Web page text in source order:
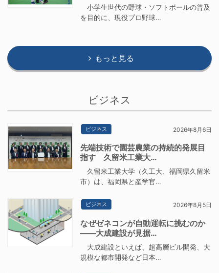
小学生世代の野球・ソフトボールの普及
を目的に、現役プロ野球…
もっと見る
ビジネス
ビジネス 2026年8月6日
先端技術で園芸農業の持続的発展目
指す 久留米工業大…
久留米工業大学（久工大、福岡県久留米
市）は、福岡県と産学官…
ビジネス 2026年8月5日
なぜゼネコンが自動運転に挑むのか
――大成建設が見据…
大成建設といえば、超高層ビル開発、大
規模な都市開発など日本…